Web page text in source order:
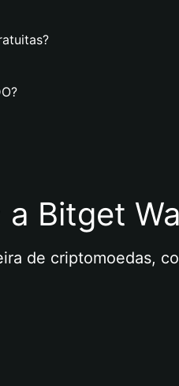
a Bitget
de criptomoedas,